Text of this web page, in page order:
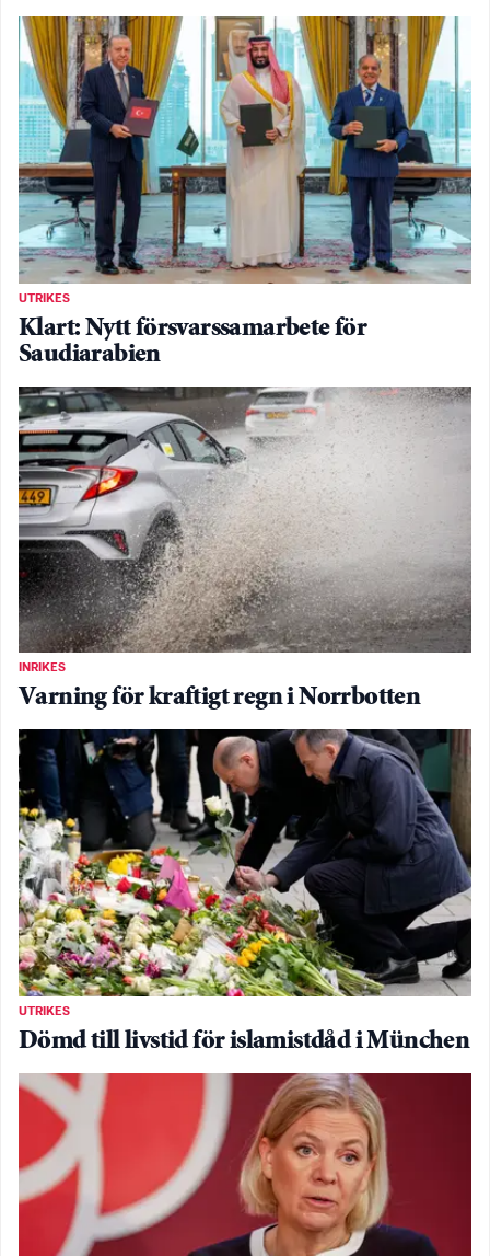
UTRIKES
Klart: Nytt försvarssamarbete för
Saudiarabien
INRIKES
Varning för kraftigt regn i Norrbotten
UTRIKES
Dömd till livstid för islamistdåd i München